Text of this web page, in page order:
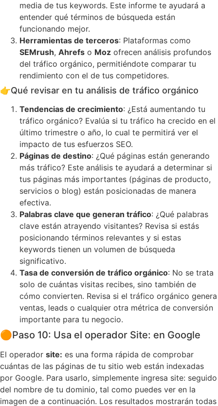
media de tus keywords. Este informe te ayudará a
entender qué términos de búsqueda están
funcionando mejor.
Herramientas de terceros: Plataformas como
SEMrush, Ahrefs o Moz ofrecen análisis profundos
del tráfico orgánico, permitiéndote comparar tu
rendimiento con el de tus competidores.
👉Qué revisar en tu análisis de tráfico orgánico
Tendencias de crecimiento: ¿Está aumentando tu
tráfico orgánico? Evalúa si tu tráfico ha crecido en el
último trimestre o año, lo cual te permitirá ver el
impacto de tus esfuerzos SEO.
Páginas de destino: ¿Qué páginas están generando
más tráfico? Este análisis te ayudará a determinar si
tus páginas más importantes (páginas de producto,
servicios o blog) están posicionadas de manera
efectiva.
Palabras clave que generan tráfico: ¿Qué palabras
clave están atrayendo visitantes? Revisa si estás
posicionando términos relevantes y si estas
keywords tienen un volumen de búsqueda
significativo.
Tasa de conversión de tráfico orgánico: No se trata
solo de cuántas visitas recibes, sino también de
cómo convierten. Revisa si el tráfico orgánico genera
ventas, leads o cualquier otra métrica de conversión
importante para tu negocio.
🟠Paso 10: Usa el operador Site: en Google
El operador site: es una forma rápida de comprobar
cuántas de las páginas de tu sitio web están indexadas
por Google. Para usarlo, simplemente ingresa site: seguido
del nombre de tu dominio, tal como puedes ver en la
imagen de a continuación. Los resultados mostrarán todas